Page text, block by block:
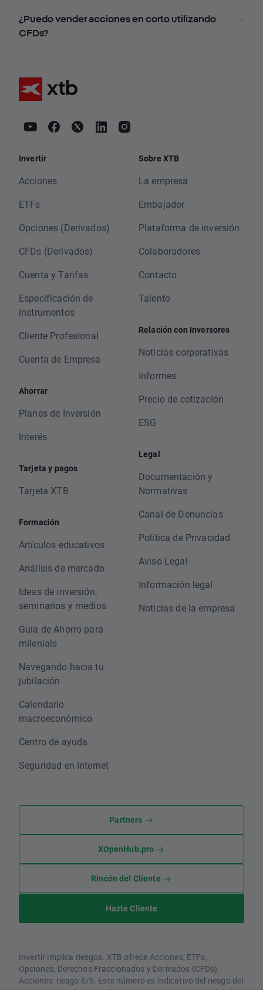
¿Puedo vender acciones en corto utilizando
CFDs?
Invertir
Acciones
ETFs
Opciones (Derivados)
CFDs (Derivados)
Cuenta y Tarifas
Especificación de
instrumentos
Cliente Profesional
Cuenta de Empresa
Ahorrar
Planes de Inversión
Interés
Tarjeta y pagos
Tarjeta XTB
Formación
Artículos educativos
Análisis de mercado
Ideas de inversión,
seminarios y medios
Guía de Ahorro para
milenials
Navegando hacia tu
jubilación
Calendario
macroeconómico
Centro de ayuda
Seguridad en Internet
Sobre XTB
La empresa
Embajador
Plataforma de inversión
Colaboradores
Contacto
Talento
Relación con Inversores
Noticias corporativas
Informes
Precio de cotización
ESG
Legal
Documentación y
Normativas
Canal de Denuncias
Política de Privacidad
Aviso Legal
Información legal
Noticias de la empresa
Partners
XOpenHub.pro
Rincón del Cliente
Hazte Cliente
Invertir implica riesgos. XTB ofrece Acciones, ETFs,
Opciones, Derechos Fraccionados y Derivados (CFDs).
Acciones: riesgo 6/6. Este número es indicativo del riesgo del